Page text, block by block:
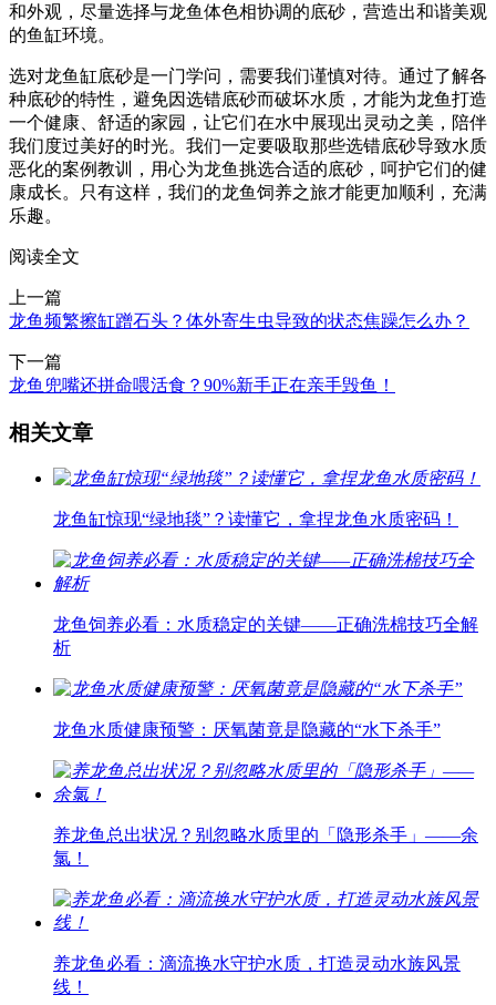
和外观，尽量选择与龙鱼体色相协调的底砂，营造出和谐美观
的鱼缸环境。
选对龙鱼缸底砂是一门学问，需要我们谨慎对待。通过了解各
种底砂的特性，避免因选错底砂而破坏水质，才能为龙鱼打造
一个健康、舒适的家园，让它们在水中展现出灵动之美，陪伴
我们度过美好的时光。我们一定要吸取那些选错底砂导致水质
恶化的案例教训，用心为龙鱼挑选合适的底砂，呵护它们的健
康成长。只有这样，我们的龙鱼饲养之旅才能更加顺利，充满
乐趣。
阅读全文
上一篇
龙鱼频繁擦缸蹭石头？体外寄生虫导致的状态焦躁怎么办？
下一篇
龙鱼兜嘴还拼命喂活食？90%新手正在亲手毁鱼！
相关文章
龙鱼缸惊现“绿地毯”？读懂它，拿捏龙鱼水质密码！
龙鱼饲养必看：水质稳定的关键——正确洗棉技巧全解
析
龙鱼水质健康预警：厌氧菌竟是隐藏的“水下杀手”
养龙鱼总出状况？别忽略水质里的「隐形杀手」——余
氯！
养龙鱼必看：滴流换水守护水质，打造灵动水族风景
线！